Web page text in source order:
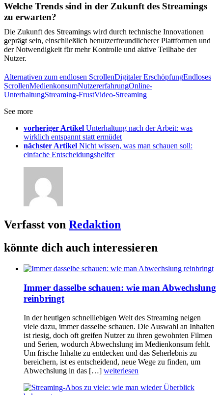
Welche Trends sind in der Zukunft des Streamings
zu erwarten?
Die Zukunft des Streamings wird durch technische Innovationen
geprägt sein, einschließlich benutzerfreundlicherer Plattformen und
der Notwendigkeit für mehr Kontrolle und aktive Teilhabe der
Nutzer.
Alternativen zum endlosen ScrollenDigitaler ErschöpfungEndloses
ScrollenMedienkonsumNutzererfahrungOnline-
UnterhaltungStreaming-FrustVideo-Streaming
See more
vorheriger Artikel Unterhaltung nach der Arbeit: was
wirklich entspannt statt ermüdet
nächster Artikel Nicht wissen, was man schauen soll:
einfache Entscheidungshelfer
Verfasst von Redaktion
könnte dich auch interessieren
Immer dasselbe schauen: wie man Abwechslung
reinbringt
In der heutigen schnelllebigen Welt des Streaming neigen
viele dazu, immer dasselbe schauen. Die Auswahl an Inhalten
ist riesig, doch oft greifen Nutzer zu ihren gewohnten Filmen
und Serien, wodurch Abwechslung im Medienkonsum fehlt.
Um frische Inhalte zu entdecken und das Seherlebnis zu
bereichern, ist es entscheidend, neue Wege zu finden, um
Abwechslung in das […] weiterlesen